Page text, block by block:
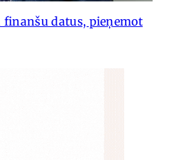
datus, pieņemot